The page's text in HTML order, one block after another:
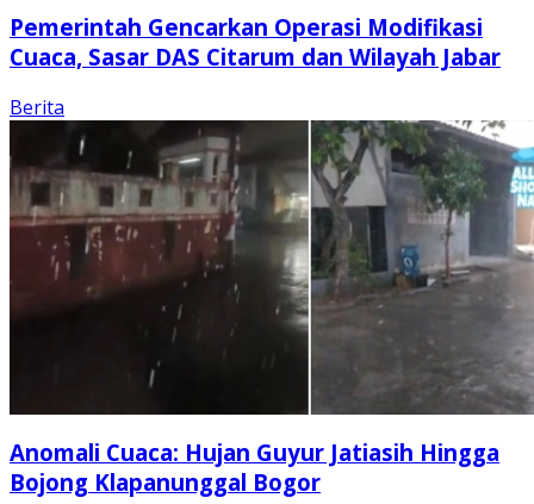
Pemerintah Gencarkan Operasi Modifikasi
Cuaca, Sasar DAS Citarum dan Wilayah Jabar
Berita
Anomali Cuaca: Hujan Guyur Jatiasih Hingga
Bojong Klapanunggal Bogor